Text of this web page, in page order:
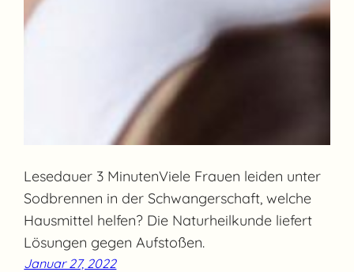
Lesedauer 3 MinutenViele Frauen leiden unter
Sodbrennen in der Schwangerschaft, welche
Hausmittel helfen? Die Naturheilkunde liefert
Lösungen gegen Aufstoßen.
Januar 27, 2022